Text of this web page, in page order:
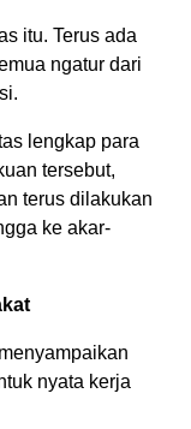
itu. Terus ada
ngatur dari
lengkap para
tersebut,
terus dilakukan
ke akar-
nyata kerja